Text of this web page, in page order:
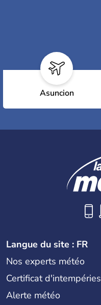
Asuncion
Langue du site : FR
Nos experts météo
Certificat d'intempéries
Alerte météo